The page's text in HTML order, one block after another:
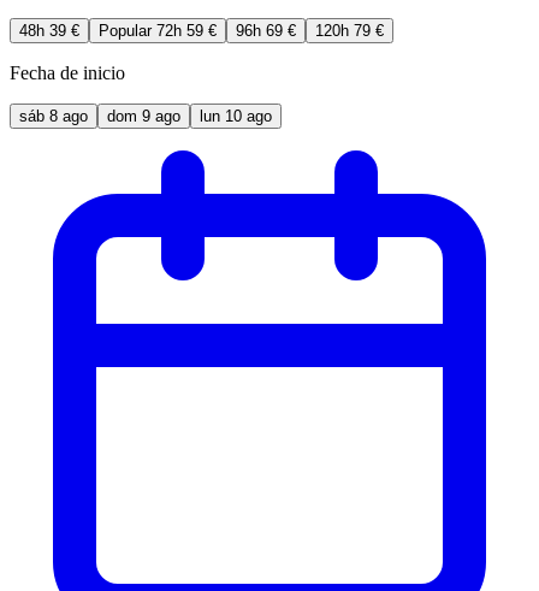
48h 39 € Popular 72h 59 € 96h 69 € 120h 79 €
Fecha de inicio
sáb 8 ago dom 9 ago lun 10 ago